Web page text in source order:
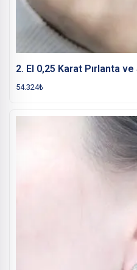
2. El 0,25 Karat Pırlanta
54.324₺